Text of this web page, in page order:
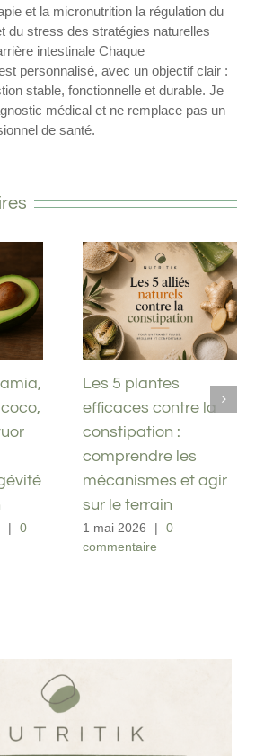
et la micronutrition la régulation du
du stress des stratégies naturelles
intestinale Chaque
personnalisé, avec un objectif clair :
stable, fonctionnelle et durable. Je
médical et ne remplace pas un
de santé.
:
Noix de macadamia,
chair et eau de coco,
avocat : le quatuor
parfait pour
l’énergie, la longévité
et la prévention
17 septembre 2025
commentaire